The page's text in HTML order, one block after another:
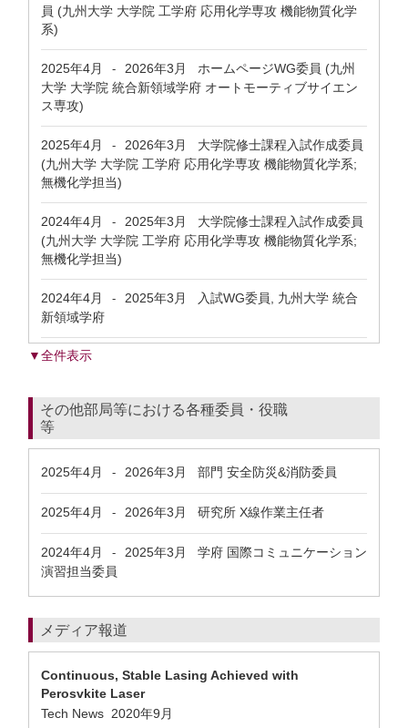
員 (九州大学 大学院 工学府 応用化学専攻 機能物質化学
系)
2025年4月 - 2026年3月
ホームページWG委員 (九州
大学 大学院 統合新領域学府 オートモーティブサイエン
ス専攻)
2025年4月 - 2026年3月
大学院修士課程入試作成委員
(九州大学 大学院 工学府 応用化学専攻 機能物質化学系;
無機化学担当)
2024年4月 - 2025年3月
大学院修士課程入試作成委員
(九州大学 大学院 工学府 応用化学専攻 機能物質化学系;
無機化学担当)
2024年4月 - 2025年3月
入試WG委員, 九州大学 統合
新領域学府
▼全件表示
その他部局等における各種委員・役職
等
2025年4月 - 2026年3月 部門 安全防災&消防委員
2025年4月 - 2026年3月 研究所 X線作業主任者
2024年4月 - 2025年3月
学府 国際コミュニケーション
演習担当委員
メディア報道
Continuous, Stable Lasing Achieved with
Perosvkite Laser
Tech News 2020年9月